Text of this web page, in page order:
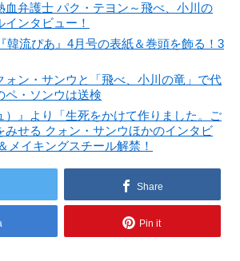
血弁護士 パク・テヨン～飛べ、小川の
ンタビュー！
韓流ぴあ』4月号の表紙＆巻頭を飾る！3
ォン・サンウと「飛べ、小川の竜」で代
ペ・ソンウは送検
）』より「生死をかけて作りました。ご
みせる クォン・サンウほかのインタビ
メイキングスチール解禁！
Share
Pin it